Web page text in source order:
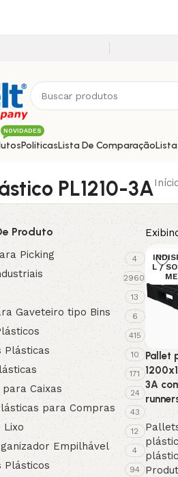
NOVIDADES
PolíticasLista De Comparação
PL1210-3A
Produto
Picking 4
2960
13
Gaveteiro tipo Bins 6
415
Plásticas 10
171
Caixas 24
para Compras 43
Lixo 12
Empilhável 4
Plásticos 94
L /
Pallet
3A